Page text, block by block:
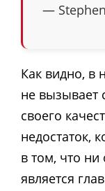
—
Как видно, в
не вызывает
своего
недостаток,
в том, что
является